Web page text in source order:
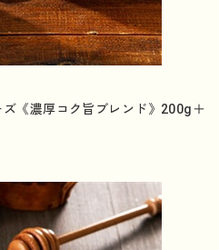
《濃厚コク旨ブレンド》200g＋